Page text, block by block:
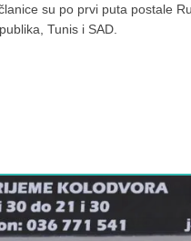
su po prvi puta postale
Tunis i SAD.